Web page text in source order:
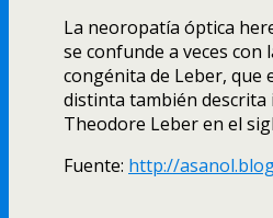
La neoropatía óptica
se confunde a veces con
congénita de Leber, que
distinta también
Theodore Leber en el
Fuente: http://